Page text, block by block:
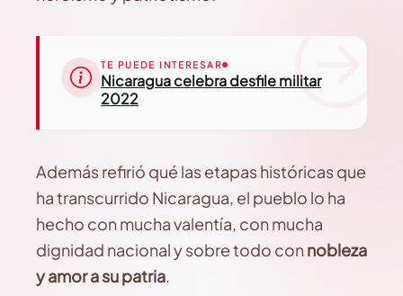
TE PUEDE INTERESAR
Nicaragua celebra desfile militar
2022
Además refirió qué las etapas históricas que
ha transcurrido Nicaragua, el pueblo lo ha
hecho con mucha valentía, con mucha
dignidad nacional y sobre todo con nobleza
y amor a su patria.